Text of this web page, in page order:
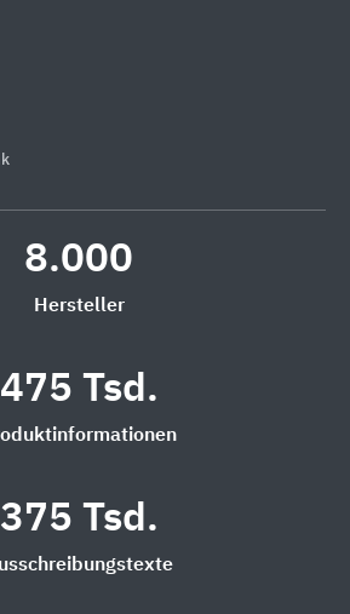
8.000
Hersteller
475 Tsd.
375 Tsd.